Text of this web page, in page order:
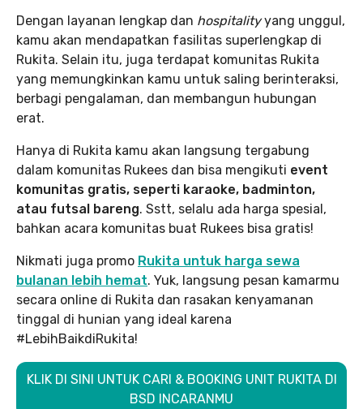
Dengan layanan lengkap dan hospitalityyang unggul,
kamu akan mendapatkan fasilitas superlengkap di
Rukita. Selain itu, juga terdapat komunitas Rukita
yang memungkinkan kamu untuk saling berinteraksi,
berbagi pengalaman, dan membangun hubungan
erat.
Hanya di Rukita kamu akan langsung tergabung
dalam komunitas Rukees dan bisa mengikuti event
komunitas gratis, seperti karaoke, badminton,
atau futsal bareng. Sstt, selalu ada harga spesial,
bahkan acara komunitas buat Rukees bisa gratis!
Nikmati juga promo Rukita untuk harga sewa
bulanan lebih hemat. Yuk, langsung pesan kamarmu
secara online di Rukita dan rasakan kenyamanan
tinggal di hunian yang ideal karena
#LebihBaikdiRukita!
KLIK DI SINI UNTUK CARI & BOOKING UNIT RUKITA DI
BSD INCARANMU